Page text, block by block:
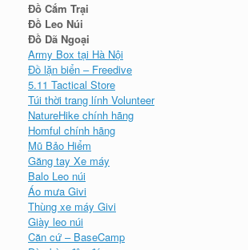
Đồ Cắm Trại
Đồ Leo Núi
Đồ Dã Ngoại
Army Box tại Hà Nội
Đồ lặn biển – Freedive
5.11 Tactical Store
Túi thời trang lính Volunteer
NatureHike chính hãng
Homful chính hãng
Mũ Bảo Hiểm
Găng tay Xe máy
Balo Leo núi
Áo mưa Givi
Thùng xe máy Givi
Giày leo núi
Căn cứ – BaseCamp